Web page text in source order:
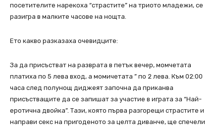
посетителите нарекоха “страстите” на триото младежи, се
разигра в малките часове на нощта.
Ето какво разказаха очевидците:
За да присъстват на разврата в петък вечер, момчетата
платиха по 5 лева вход, а момичетата ” по 2 лева. Към 02:00
часа след полунощ диджеят започна да приканва
присъстващите да се запишат за участие в играта за “Най-
еротична двойка”. Тази, която първа разгорещи страстите и
направи секс на пригоденото за целта диванче, ще спечели